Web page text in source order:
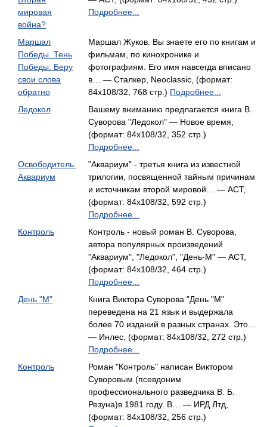
мировая
война?
Подробнее...
Маршал
Победы. Тень
Победы. Беру
свои слова
обратно
Маршал Жуков. Вы знаете его по книгам и
фильмам, по кинохронике и
фотографиям. Его имя навсегда вписано
в… — Сталкер, Neoclassic, (формат:
84x108/32, 768 стр.) Подробнее...
Ледокол
Вашему вниманию предлагается книга В.
Суворова "Ледокол" — Новое время,
(формат: 84x108/32, 352 стр.)
Подробнее...
Освободитель.
Аквариум
"Аквариум" - третья книга из известной
трилогии, посвященной тайным причинам
и источникам второй мировой… — АСТ,
(формат: 84x108/32, 592 стр.)
Подробнее...
Контроль
Контроль - новый роман В. Суворова,
автора популярных произведений
"Аквариум", "Ледокол", "День-М" — АСТ,
(формат: 84x108/32, 464 стр.)
Подробнее...
День "М"
Книга Виктора Суворова "День "M"
переведена на 21 язык и выдержала
более 70 изданий в разных странах. Это…
— Инлес, (формат: 84x108/32, 272 стр.)
Подробнее...
Контроль
Роман "Контроль" написан Виктором
Суворовым (псевдоним
профессионального разведчика В. Б.
Резуна)в 1981 году. В… — ИРД Лтд,
(формат: 84x108/32, 256 стр.)